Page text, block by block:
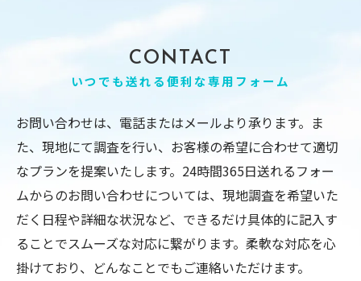
CONTACT
いつでも送れる便利な専用フォーム
お問い合わせは、電話またはメールより承ります。ま
た、現地にて調査を行い、お客様の希望に合わせて適切
なプランを提案いたします。24時間365日送れるフォー
ムからのお問い合わせについては、現地調査を希望いた
だく日程や詳細な状況など、できるだけ具体的に記入す
ることでスムーズな対応に繋がります。柔軟な対応を心
掛けており、どんなことでもご連絡いただけます。